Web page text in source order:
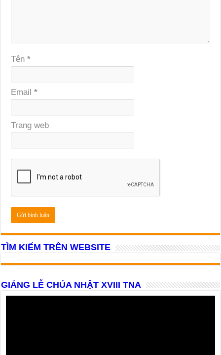
Tên*
Email*
Trang web
TÌM KIẾM TRÊN WEBSITE
GIẢNG LỄ CHÚA NHẬT XVIII TNA